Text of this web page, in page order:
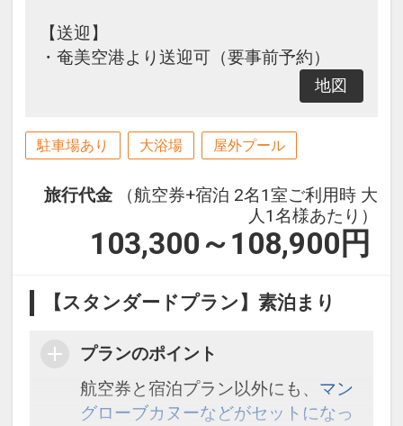
【送迎】
・奄美空港より送迎可（要事前予約）
地図
駐車場あり 大浴場 屋外プール
旅行代金
（航空券+宿泊 2名1室ご利用時 大
人1名様あたり）
103,300～108,900 円
【スタンダードプラン】素泊まり
プランのポイント
航空券と宿泊プラン以外にも、 マン
グローブカヌーなどがセットになっ